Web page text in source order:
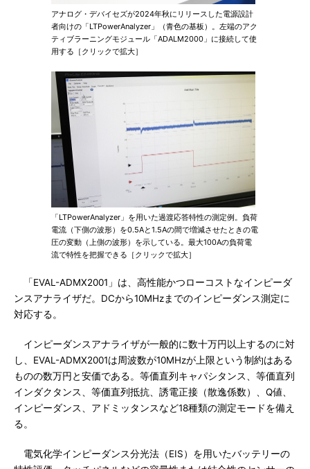
アナログ・デバイセズが2024年秋にリリースした電源設計
者向けの「LTPowerAnalyzer」（青色の基板）。左端のアク
ティブラーニングモジュール「ADALM2000」に接続して使
用する［クリックで拡大］
「LTPowerAnalyzer」を用いた過渡応答特性の測定例。負荷
電流（下側の波形）を0.5Aと1.5Aの間で増減させたときの電
圧の変動（上側の波形）を示している。最大100Aの負荷電
流で特性を把握できる［クリックで拡大］
「EVAL-ADMX2001」は、高性能かつローコストなインピーダ
ンスアナライザだ。DCから10MHzまでのインピーダンス測定に
対応する。
インピーダンスアナライザが一般的に数十万円以上するのに対
し、EVAL-ADMX2001は周波数が10MHzが上限という制約はある
ものの数万円と安価である。等価直列キャパシタンス、等価直列
インダクタンス、等価直列抵抗、誘電正接（散逸係数）、Q値、
インピーダンス、アドミッタンスなど18種類の測定モードを備え
る。
電気化学インピーダンス分光法（EIS）を用いたバッテリーの